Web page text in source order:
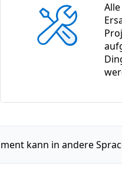
kann in andere